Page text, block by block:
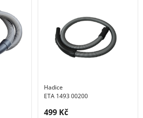
Hadice
ETA 1493 00200
Cena s DPH:
499 Kč